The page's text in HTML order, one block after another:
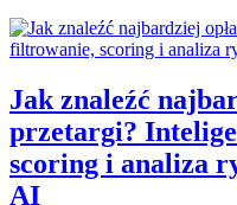
Jak znaleźć
przetargi?
scoring i analiza
AI